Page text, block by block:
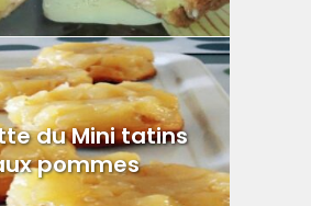
du Mini tatins
pommes